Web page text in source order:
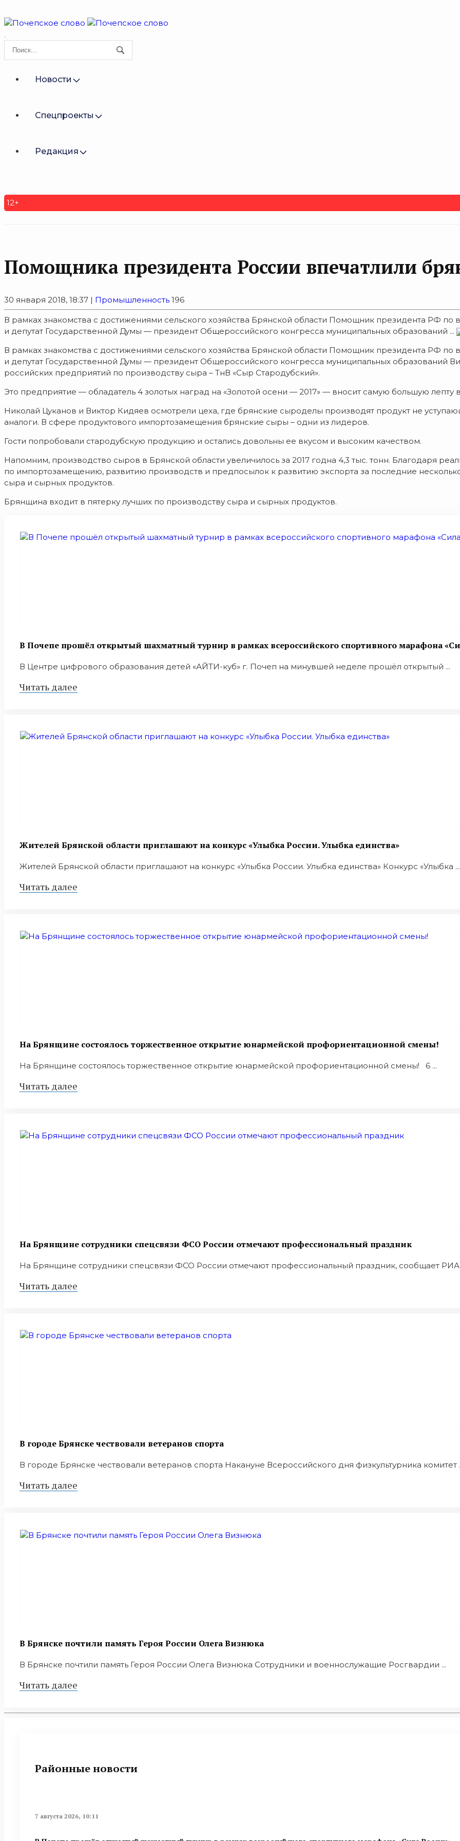
Новости
Спецпроекты
Редакция
12+
Помощника президента России впечатлили
30 января 2018, 18:37 | Промышленность 196
В рамках знакомства с достижениями сельского хозяйства Брянской области Помощник президента РФ
и депутат Государственной Думы — президент Общероссийского конгресса муниципальных образований ...
В рамках знакомства с достижениями сельского хозяйства Брянской области Помощник президента РФ
и депутат Государственной Думы — президент Общероссийского конгресса муниципальных образований
российских предприятий по производству сыра – ТнВ «Сыр Стародубский».
Это предприятие — обладатель 4 золотых наград на «Золотой осени — 2017» — вносит самую большую
Николай Цуканов и Виктор Кидяев осмотрели цеха, где брянские сыроделы производят продукт не
аналоги. В сфере продуктового импортозамещения брянские сыры – одни из лидеров.
Гости попробовали стародубскую продукцию и остались довольны ее вкусом и высоким качеством.
Напомним, производство сыров в Брянской области увеличилось за 2017 годна 4,3 тыс. тонн. Благодаря
по импортозамещению, развитию производств и предпосылок к развитию экспорта за последние
сыра и сырных продуктов.
Брянщина входит в пятерку лучших по производству сыра и сырных продуктов.
В Почепе прошёл открытый шахматный турнир в рамках всероссийского спортивного марафона
В Центре цифрового образования детей «АЙТИ-куб» г. Почеп на минувшей неделе прошёл открытый ...
Читать далее
Жителей Брянской области приглашают на конкурс «Улыбка России. Улыбка единства»
Жителей Брянской области приглашают на конкурс «Улыбка России. Улыбка единства» Конкурс «Улыбка ...
Читать далее
На Брянщине состоялось торжественное открытие юнармейской профориентационной смены!
На Брянщине состоялось торжественное открытие юнармейской профориентационной смены! 6 ...
Читать далее
На Брянщине сотрудники спецсвязи ФСО России отмечают профессиональный праздник
На Брянщине сотрудники спецсвязи ФСО России отмечают профессиональный праздник, сообщает РИА
Читать далее
В городе Брянске чествовали ветеранов спорта
В городе Брянске чествовали ветеранов спорта Накануне Всероссийского дня физкультурника комитет
Читать далее
В Брянске почтили память Героя России Олега Визнюка
В Брянске почтили память Героя России Олега Визнюка Сотрудники и военнослужащие Росгвардии ...
Читать далее
Районные новости
7 августа 2026, 10:11